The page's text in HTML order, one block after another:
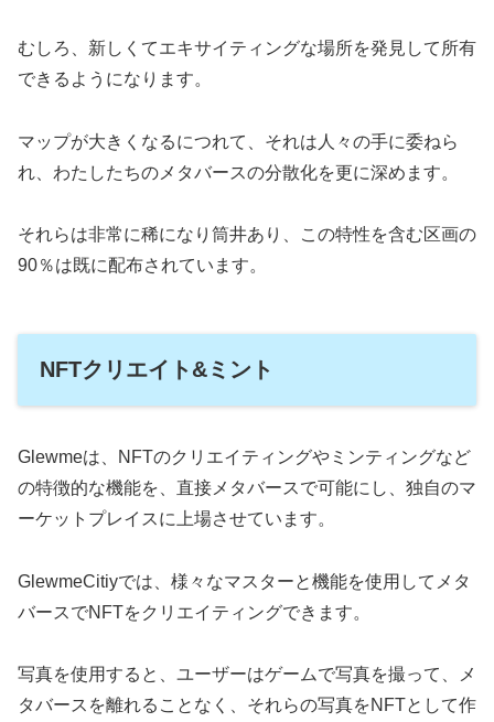
むしろ、新しくてエキサイティングな場所を発見して所有
できるようになります。
マップが大きくなるにつれて、それは人々の手に委ねら
れ、わたしたちのメタバースの分散化を更に深めます。
それらは非常に稀になり筒井あり、この特性を含む区画の
90％は既に配布されています。
NFTクリエイト&ミント
Glewmeは、NFTのクリエイティングやミンティングなど
の特徴的な機能を、直接メタバースで可能にし、独自のマ
ーケットプレイスに上場させています。
GlewmeCitiyでは、様々なマスターと機能を使用してメタ
バースでNFTをクリエイティングできます。
写真を使用すると、ユーザーはゲームで写真を撮って、メ
タバースを離れることなく、それらの写真をNFTとして作